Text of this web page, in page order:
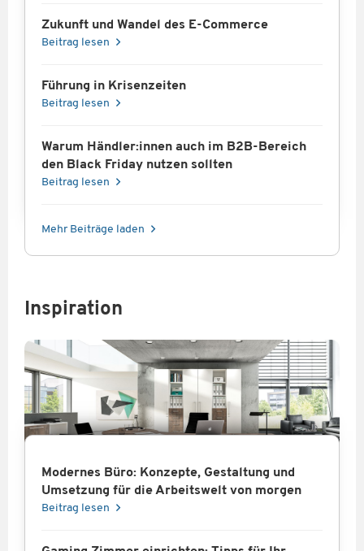
Zukunft und Wandel des E-Commerce
Beitrag lesen
Führung in Krisenzeiten
Beitrag lesen
Warum Händler:innen auch im B2B-Bereich
den Black Friday nutzen sollten
Beitrag lesen
Mehr Beiträge laden
Inspiration
Modernes Büro: Konzepte, Gestaltung und
Umsetzung für die Arbeitswelt von morgen
Beitrag lesen